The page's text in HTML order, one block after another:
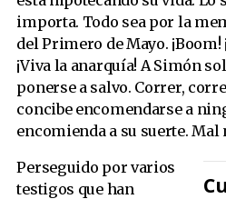
importa. Todo sea por la
del Primero de Mayo. ¡Boom!
¡Viva la anarquía! A Simón
ponerse a salvo. Correr,
concibe encomendarse a
encomienda a su suerte. Mal
Perseguido por varios
testigos que han